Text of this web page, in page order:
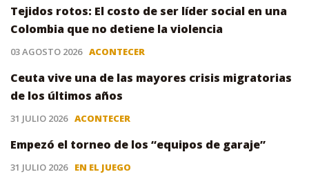
Tejidos rotos: El costo de ser líder social en una
Colombia que no detiene la violencia
03 AGOSTO 2026 ACONTECER
Ceuta vive una de las mayores crisis migratorias
de los últimos años
31 JULIO 2026 ACONTECER
Empezó el torneo de los “equipos de garaje”
31 JULIO 2026 EN EL JUEGO